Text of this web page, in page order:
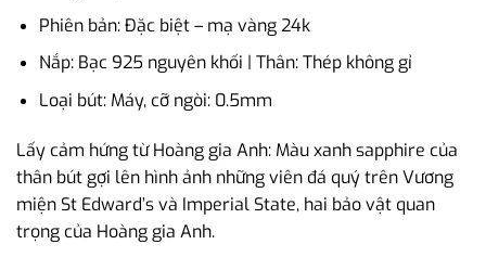
Phiên bản: Đặc biệt – mạ vàng 24k
Nắp: Bạc 925 nguyên khối | Thân: Thép không gỉ
Loại bút: Máy, cỡ ngòi: 0.5mm
Lấy cảm hứng từ Hoàng gia Anh: Màu xanh sapphire của
thân bút gợi lên hình ảnh những viên đá quý trên Vương
miện St Edward’s và Imperial State, hai bảo vật quan
trọng của Hoàng gia Anh.